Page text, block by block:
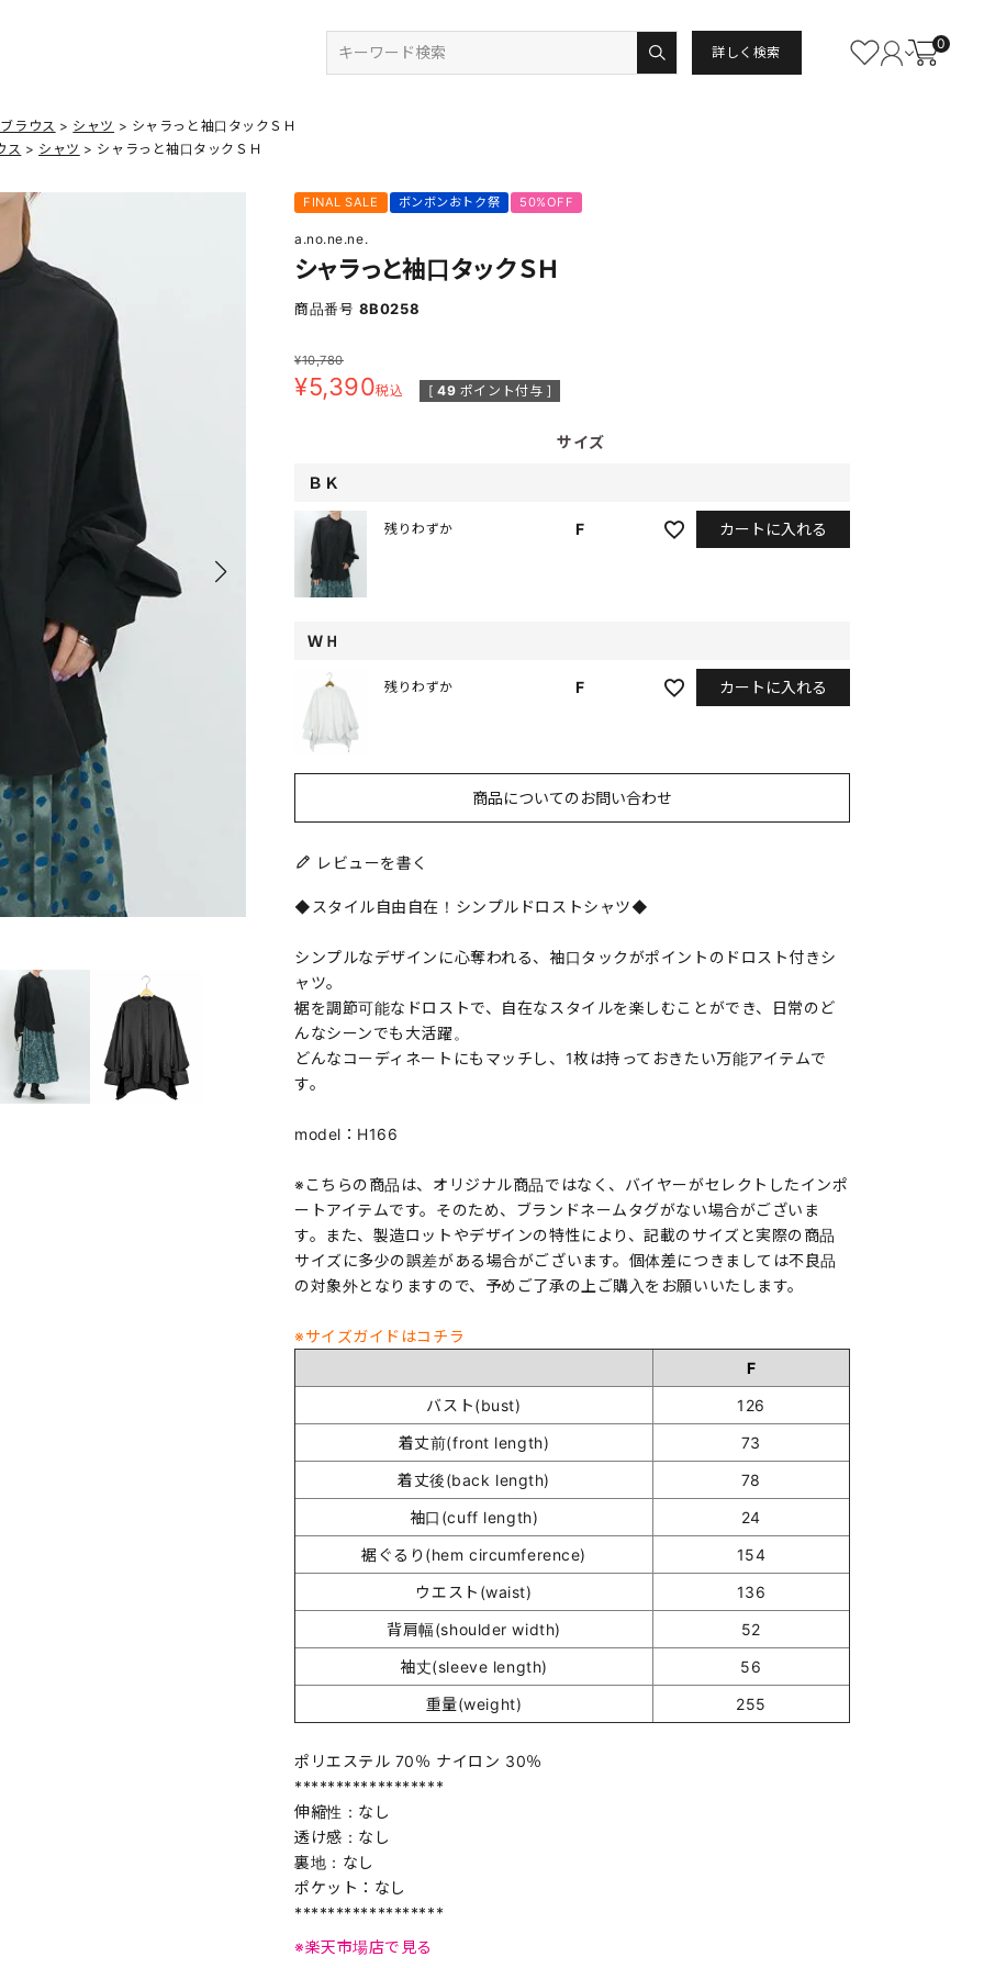
詳しく検索
0
ラウス シャツ
シャラっと袖口タックＳＨ
ス
シャツ シャラっと袖口タックＳＨ
FINAL SALE ボンボンおトク祭 50%OFF
a.no.ne.ne.
シャラっと袖口タックＳＨ
商品番号 8B0258
¥10,780
¥5,390税込 [ 49 ポイント付与 ]
サイズ
ＢＫ
F
残りわずか カートに入れる
ＷＨ
F
残りわずか カートに入れる
商品についてのお問い合わせ
レビューを書く
◆スタイル自由自在！シンプルドロストシャツ◆
シンプルなデザインに心奪われる、袖口タックがポイントのドロスト付きシ
ャツ。
裾を調節可能なドロストで、自在なスタイルを楽しむことができ、日常のど
んなシーンでも大活躍。
どんなコーディネートにもマッチし、1枚は持っておきたい万能アイテムで
す。
model：H166
※こちらの商品は、オリジナル商品ではなく、バイヤーがセレクトしたインポ
ートアイテムです。そのため、ブランドネームタグがない場合がございま
す。また、製造ロットやデザインの特性により、記載のサイズと実際の商品
サイズに多少の誤差がある場合がございます。個体差につきましては不良品
の対象外となりますので、予めご了承の上ご購入をお願いいたします。
※サイズガイドはコチラ
F
バスト(bust)
126
着丈前(front length)
73
着丈後(back length)
78
袖口(cuff length)
24
裾ぐるり(hem circumference)
154
ウエスト(waist)
136
背肩幅(shoulder width)
52
袖丈(sleeve length)
56
重量(weight)
255
ポリエステル 70％ ナイロン 30％
******************
伸縮性：なし
透け感：なし
裏地：なし
ポケット：なし
******************
※楽天市場店で見る